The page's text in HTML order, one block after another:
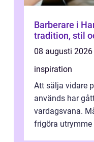
Barberare i
tradition, stil
08 augusti 2026
inspiration
Att sälja vidare
används har
vardagsvana.
frigöra